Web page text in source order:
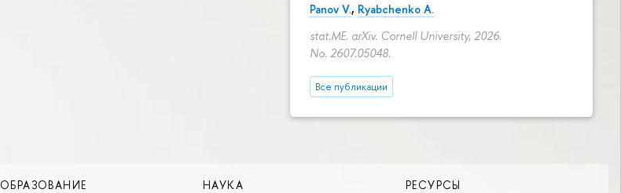
Panov V., Ryabchenko A.
stat.ME. arXiv. Cornell University, 2026.
No. 2607.05048.
Все публикации
ОБРАЗОВАНИЕ
НАУКА
РЕСУРСЫ